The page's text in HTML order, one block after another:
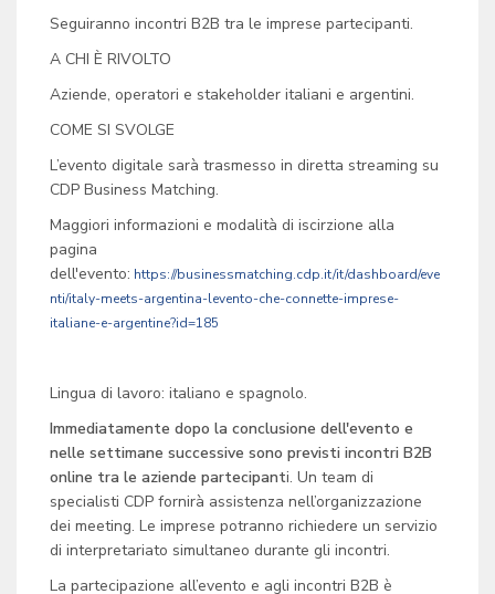
Seguiranno incontri B2B tra le imprese partecipanti.
A CHI È RIVOLTO
Aziende, operatori e stakeholder italiani e argentini.
COME SI SVOLGE
L’evento digitale sarà trasmesso in diretta streaming su
CDP Business Matching.
Maggiori informazioni e modalità di iscirzione alla
pagina
dell'evento: https://businessmatching.cdp.it/it/dashboard/eve
nti/italy-meets-argentina-levento-che-connette-imprese-
italiane-e-argentine?id=185
Lingua di lavoro: italiano e spagnolo.
Immediatamente dopo la conclusione dell'evento e
nelle settimane successive sono previsti incontri B2B
online tra le aziende partecipanti. Un team di
specialisti CDP fornirà assistenza nell’organizzazione
dei meeting. Le imprese potranno richiedere un servizio
di interpretariato simultaneo durante gli incontri.
La partecipazione all’evento e agli incontri B2B è